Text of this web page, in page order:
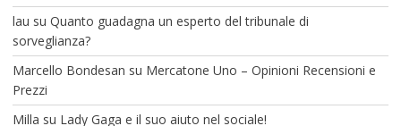
lau su Quanto guadagna un esperto del tribunale di
sorveglianza?
Marcello Bondesan su Mercatone Uno – Opinioni Recensioni e
Prezzi
Milla su Lady Gaga e il suo aiuto nel sociale!